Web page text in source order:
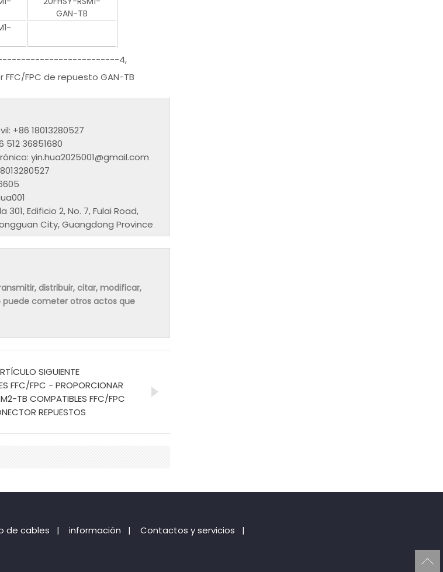
GAN-TB
4,
FPC de repuesto GAN-TB
+86 18013280527
512 36851680
yin.hua2025001@gmail.com
301, Edificio 2, No. 7, Fulai Road,
City, Guangdong Province
distribuir, citar, modificar,
cometer otros actos que
SIGUIENTE
FFC/FPC - PROPORCIONAR
TB COMPATIBLES FFC/FPC
REPUESTOS
de cables | información | Contactos y servicios |